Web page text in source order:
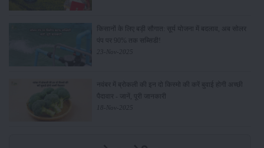
किसानों के लिए बड़ी सौगात: सूर्य योजना में बदलाव, अब सोलर
पंप पर 90% तक सब्सिडी!
23-Nov-2025
नवंबर में ब्रोकली की इन दो किस्मो की करें बुवाई होगी अच्छी
पैदावार - जानें, पूरी जानकारी
18-Nov-2025